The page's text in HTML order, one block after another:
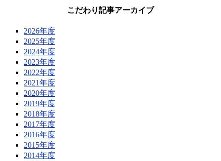
こだわり記事アーカイブ
2026年度
2025年度
2024年度
2023年度
2022年度
2021年度
2020年度
2019年度
2018年度
2017年度
2016年度
2015年度
2014年度